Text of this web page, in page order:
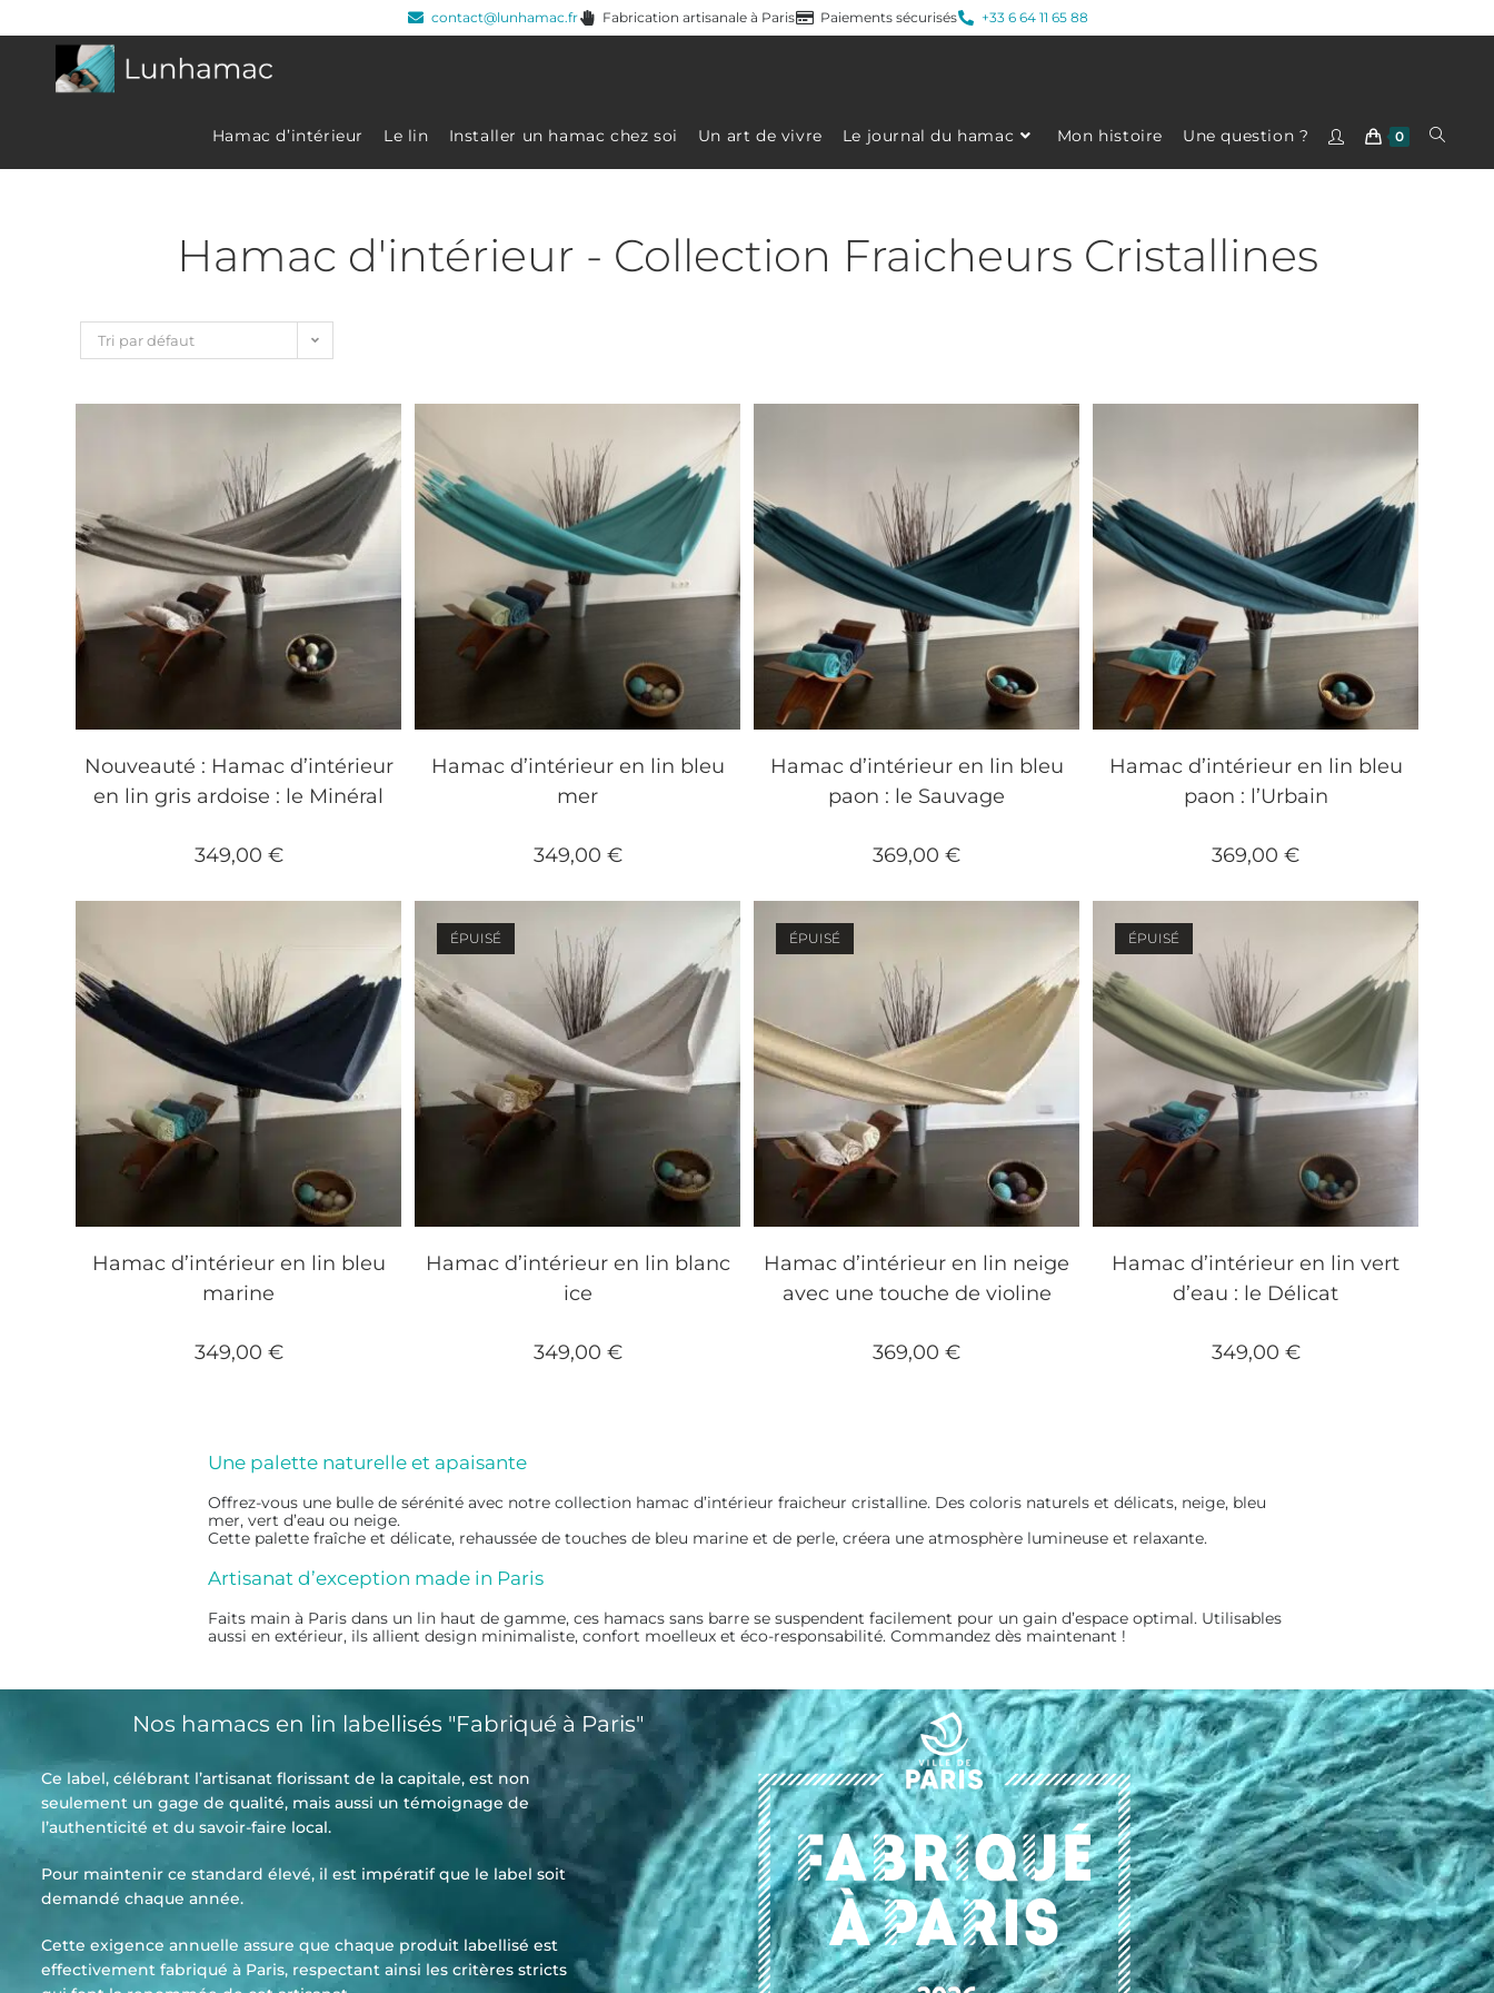
contact@lunhamac.fr Fabrication artisanale à Paris Paiements sécurisés +33 6 64 11 65 88
Hamac d’intérieur Le lin Installer un hamac chez soi Un art de vivre Le journal du hamac Mon histoire Une question ? 0
Hamac d'intérieur - Collection Fraicheurs Cristallines
Tri par défaut
Nouveauté : Hamac d’intérieur
en lin gris ardoise : le Minéral
349,00 €
Hamac d’intérieur en lin bleu
mer
349,00 €
Hamac d’intérieur en lin bleu
paon : le Sauvage
369,00 €
Hamac d’intérieur en lin bleu
paon : l’Urbain
369,00 €
Hamac d’intérieur en lin bleu
marine
349,00 €
ÉPUISÉ
Hamac d’intérieur en lin blanc
ice
349,00 €
ÉPUISÉ
Hamac d’intérieur en lin neige
avec une touche de violine
369,00 €
ÉPUISÉ
Hamac d’intérieur en lin vert
d’eau : le Délicat
349,00 €
Une palette naturelle et apaisante
Offrez-vous une bulle de sérénité avec notre collection hamac d’intérieur fraicheur cristalline. Des coloris naturels et délicats, neige, bleu
mer, vert d’eau ou neige.
Cette palette fraîche et délicate, rehaussée de touches de bleu marine et de perle, créera une atmosphère lumineuse et relaxante.
Artisanat d’exception made in Paris
Faits main à Paris dans un lin haut de gamme, ces hamacs sans barre se suspendent facilement pour un gain d’espace optimal. Utilisables
aussi en extérieur, ils allient design minimaliste, confort moelleux et éco-responsabilité. Commandez dès maintenant !
Nos hamacs en lin labellisés "Fabriqué à Paris"
Ce label, célébrant l’artisanat florissant de la capitale, est non
seulement un gage de qualité, mais aussi un témoignage de
l’authenticité et du savoir-faire local.
Pour maintenir ce standard élevé, il est impératif que le label soit
demandé chaque année.
Cette exigence annuelle assure que chaque produit labellisé est
effectivement fabriqué à Paris, respectant ainsi les critères stricts